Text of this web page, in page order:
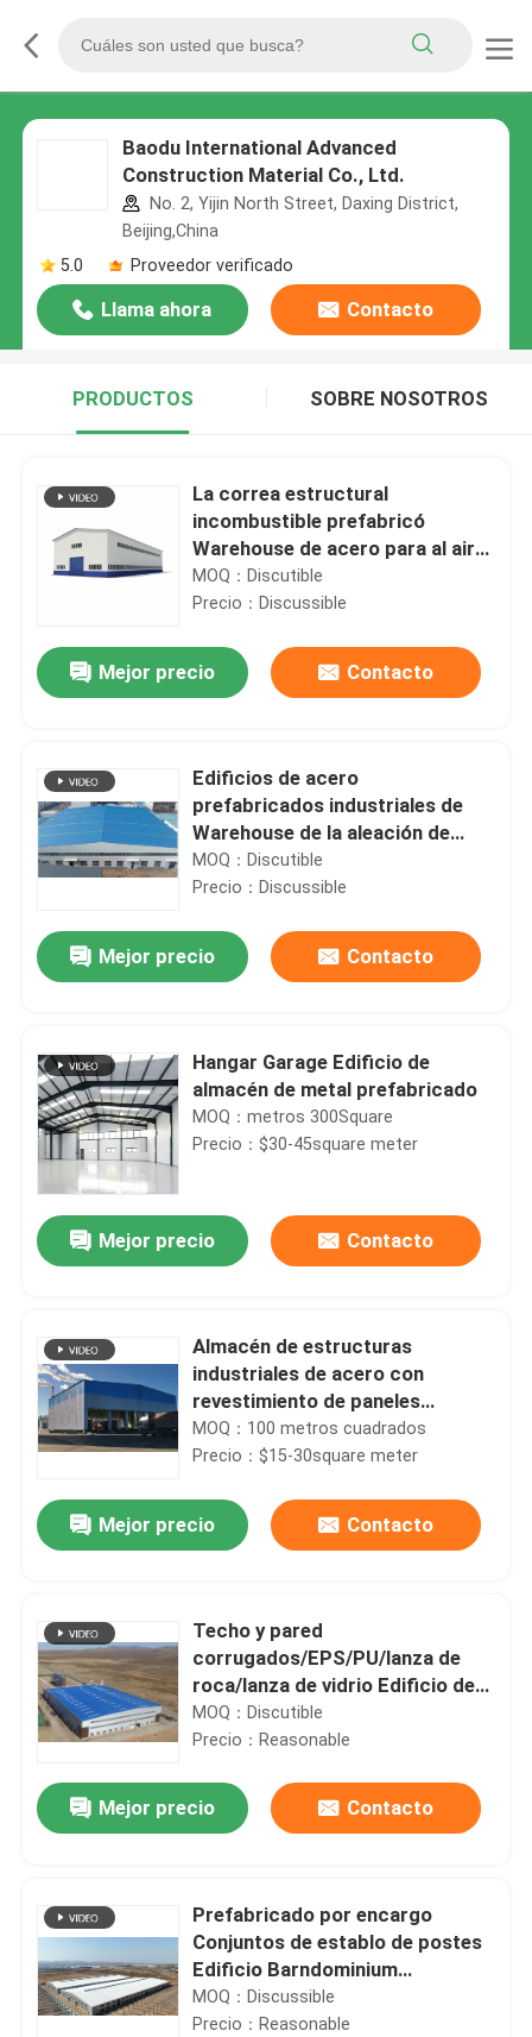
Baodu International Advanced
Construction Material Co., Ltd.
No. 2, Yijin North Street, Daxing District,
Beijing,China
5.0
Proveedor verificado
Llama ahora Contacto
PRODUCTOS SOBRE NOSOTROS
La correa estructural
incombustible prefabricó
Warehouse de acero para al aire
libre
MOQ：Discutible
Precio：Discussible
Mejor precio Contacto
Edificios de acero
prefabricados industriales de
Warehouse de la aleación de
aluminio adaptables
MOQ：Discutible
Precio：Discussible
Mejor precio Contacto
Hangar Garage Edificio de
almacén de metal prefabricado
MOQ：metros 300Square
Precio：$30-45square meter
Mejor precio Contacto
Almacén de estructuras
industriales de acero con
revestimiento de paneles
sandwich de EPS/wool/wool de
fibra de vidrio/PU
MOQ：100 metros cuadrados
Precio：$15-30square meter
Mejor precio Contacto
Techo y pared
corrugados/EPS/PU/lanza de
roca/lanza de vidrio Edificio de
acero 40x60 con estructura de
acero ligero para almacén
MOQ：Discutible
Precio：Reasonable
Mejor precio Contacto
Prefabricado por encargo
Conjuntos de establo de postes
Edificio Barndominium
Estructura de acero Almacén
Granja Granja Taller
MOQ：Discussible
Precio：Reasonable